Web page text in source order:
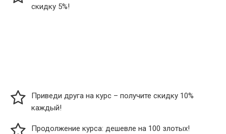
скидку 5%!
Приведи друга на курс – получите скидку 10%
каждый!
Продолжение курса: дешевле на 100 злотых!